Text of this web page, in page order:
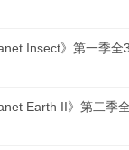
Insect》第一季全
Earth II》第二季